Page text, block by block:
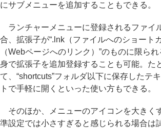
にサブメニューを追加することもできる。
ランチャーメニューに登録されるファイ
合、拡張子が“.lnk（ファイルへのショート
（Webページへのリンク）”のものに限ら
身で拡張子を追加登録することも可能。た
て、“shortcuts”フォルダ以下に保存したテ
トで手軽に開くといった使い方もできる。
そのほか、メニューのアイコンを大きく
準設定では小さすぎると感じられる場合は